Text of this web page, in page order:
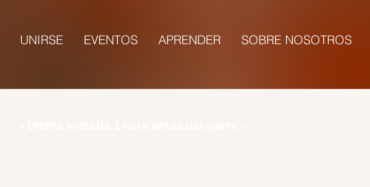
UNIRSE EVENTOS APRENDER SOBRE NOSOTROS